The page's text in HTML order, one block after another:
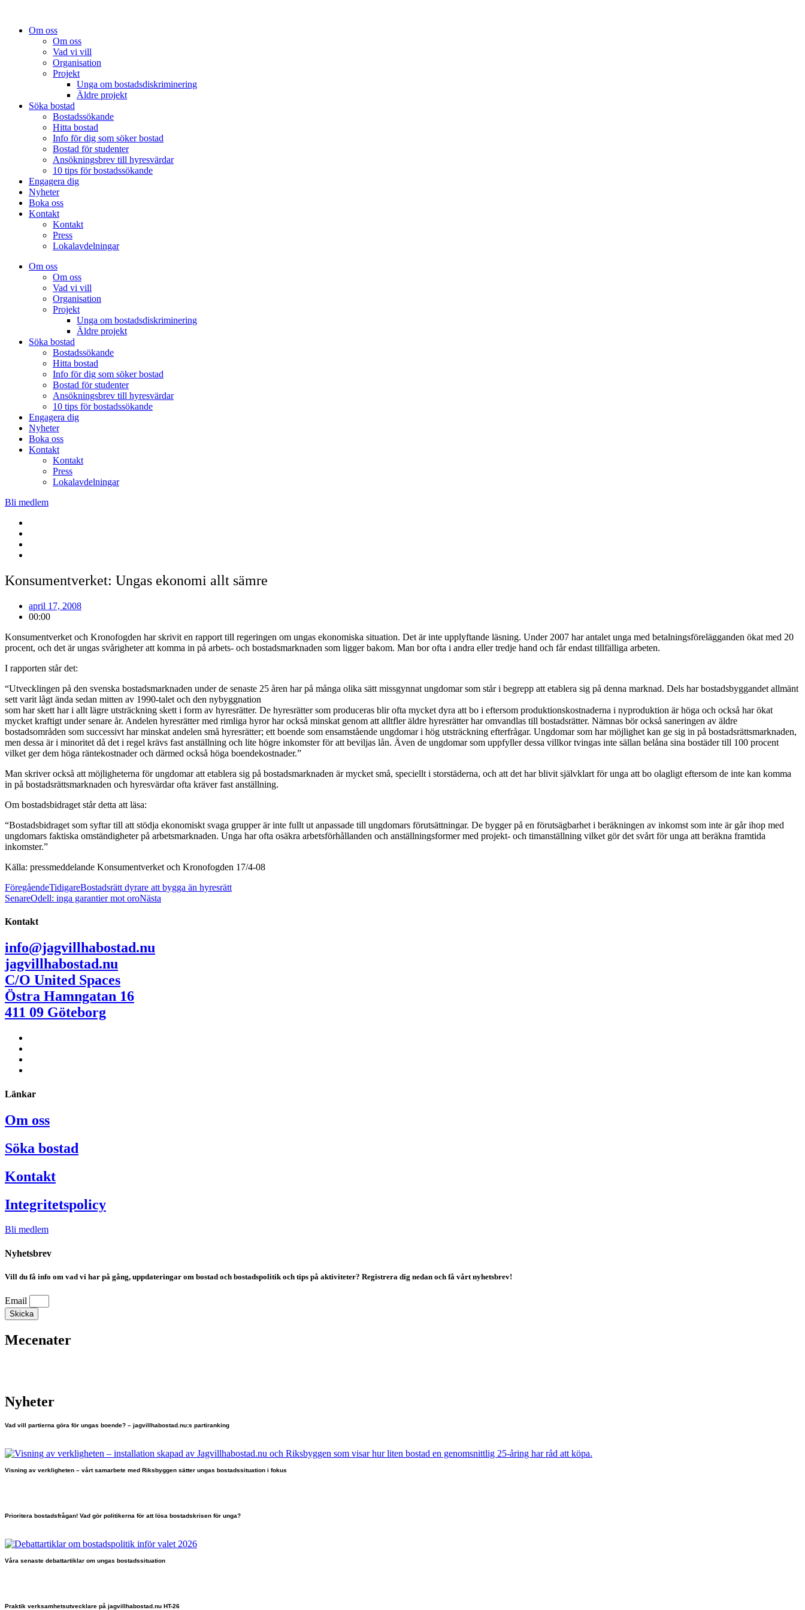
Om oss
Om oss
Vad vi vill
Organisation
Projekt
Unga om bostadsdiskriminering
Äldre projekt
Söka bostad
Bostadssökande
Hitta bostad
Info för dig som söker bostad
Bostad för studenter
Ansökningsbrev till hyresvärdar
10 tips för bostadssökande
Engagera dig
Nyheter
Boka oss
Kontakt
Kontakt
Press
Lokalavdelningar
Om oss
Om oss
Vad vi vill
Organisation
Projekt
Unga om bostadsdiskriminering
Äldre projekt
Söka bostad
Bostadssökande
Hitta bostad
Info för dig som söker bostad
Bostad för studenter
Ansökningsbrev till hyresvärdar
10 tips för bostadssökande
Engagera dig
Nyheter
Boka oss
Kontakt
Kontakt
Press
Lokalavdelningar
Bli medlem
Konsumentverket: Ungas ekonomi allt sämre
april 17, 2008
00:00
Konsumentverket och Kronofogden har skrivit en rapport till regeringen om ungas ekonomiska situation. Det är inte upplyftande läsning. Under 2007 har antalet unga med betalningsförelägganden ökat med 20
procent, och det är ungas svårigheter att komma in på arbets- och bostadsmarknaden som ligger bakom. Man bor ofta i andra eller tredje hand och får endast tillfälliga arbeten.
I rapporten står det:
“Utvecklingen på den svenska bostadsmarknaden under de senaste 25 åren har på många olika sätt missgynnat ungdomar som står i begrepp att etablera sig på denna marknad. Dels har bostadsbyggandet allmänt
sett varit lågt ända sedan mitten av 1990-talet och den nybyggnation
som har skett har i allt lägre utsträckning skett i form av hyresrätter. De hyresrätter som produceras blir ofta mycket dyra att bo i eftersom produktionskostnaderna i nyproduktion är höga och också har ökat
mycket kraftigt under senare år. Andelen hyresrätter med rimliga hyror har också minskat genom att alltfler äldre hyresrätter har omvandlas till bostadsrätter. Nämnas bör också saneringen av äldre
bostadsområden som successivt har minskat andelen små hyresrätter; ett boende som ensamstående ungdomar i hög utsträckning efterfrågar. Ungdomar som har möjlighet kan ge sig in på bostadsrättsmarknaden,
men dessa är i minoritet då det i regel krävs fast anställning och lite högre inkomster för att beviljas lån. Även de ungdomar som uppfyller dessa villkor tvingas inte sällan belåna sina bostäder till 100 procent
vilket ger dem höga räntekostnader och därmed också höga boendekostnader.”
Man skriver också att möjligheterna för ungdomar att etablera sig på bostadsmarknaden är mycket små, speciellt i storstäderna, och att det har blivit självklart för unga att bo olagligt eftersom de inte kan komma
in på bostadsrättsmarknaden och hyresvärdar ofta kräver fast anställning.
Om bostadsbidraget står detta att läsa:
“Bostadsbidraget som syftar till att stödja ekonomiskt svaga grupper är inte fullt ut anpassade till ungdomars förutsättningar. De bygger på en förutsägbarhet i beräkningen av inkomst som inte är går ihop med
ungdomars faktiska omständigheter på arbetsmarknaden. Unga har ofta osäkra arbetsförhållanden och anställningsformer med projekt- och timanställning vilket gör det svårt för unga att beräkna framtida
inkomster.”
Källa: pressmeddelande Konsumentverket och Kronofogden 17/4-08
FöregåendeTidigareBostadsrätt dyrare att bygga än hyresrätt
SenareOdell: inga garantier mot oroNästa
Kontakt
info@jagvillhabostad.nu
jagvillhabostad.nu
C/O United Spaces
Östra Hamngatan 16
411 09 Göteborg
Länkar
Om oss
Söka bostad
Kontakt
Integritetspolicy
Bli medlem
Nyhetsbrev
Vill du få info om vad vi har på gång, uppdateringar om bostad och bostadspolitik och tips på aktiviteter? Registrera dig nedan och få vårt nyhetsbrev!
Email
Skicka
Mecenater
Nyheter
Vad vill partierna göra för ungas boende? – jagvillhabostad.nu:s partiranking
Visning av verkligheten – vårt samarbete med Riksbyggen sätter ungas bostadssituation i fokus
Prioritera bostadsfrågan! Vad gör politikerna för att lösa bostadskrisen för unga?
Våra senaste debattartiklar om ungas bostadssituation
Praktik verksamhetsutvecklare på jagvillhabostad.nu HT-26